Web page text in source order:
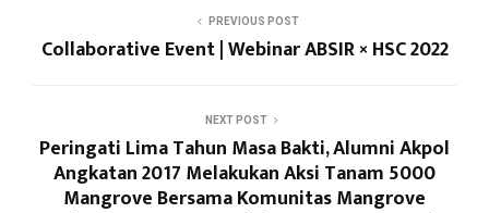
PREVIOUS POST
Collaborative Event | Webinar ABSIR × HSC 2022
NEXT POST
Peringati Lima Tahun Masa Bakti, Alumni Akpol
Angkatan 2017 Melakukan Aksi Tanam 5000
Mangrove Bersama Komunitas Mangrove